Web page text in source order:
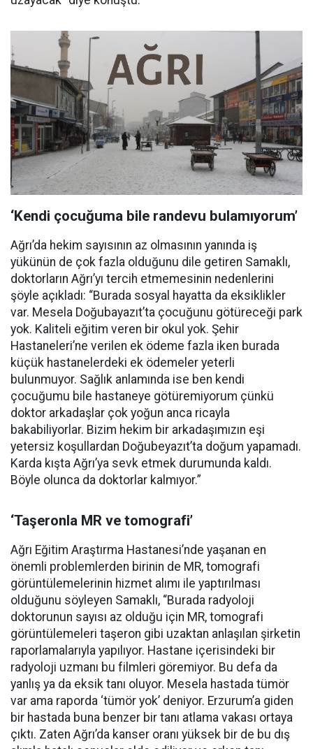
‘Kendi çocuğuma bile randevu bulamıyorum’
Ağrı’da hekim sayısının az olmasının yanında iş
yükünün de çok fazla olduğunu dile getiren Samaklı,
doktorların Ağrı’yı tercih etmemesinin nedenlerini
şöyle açıkladı: “Burada sosyal hayatta da eksiklikler
var. Mesela Doğubayazıt’ta çocuğunu götüreceği park
yok. Kaliteli eğitim veren bir okul yok. Şehir
Hastaneleri’ne verilen ek ödeme fazla iken burada
küçük hastanelerdeki ek ödemeler yeterli
bulunmuyor. Sağlık anlamında ise ben kendi
çocuğumu bile hastaneye götüremiyorum çünkü
doktor arkadaşlar çok yoğun anca ricayla
bakabiliyorlar. Bizim hekim bir arkadaşımızın eşi
yetersiz koşullardan Doğubeyazıt’ta doğum yapamadı.
Karda kışta Ağrı’ya sevk etmek durumunda kaldı.
Böyle olunca da doktorlar kalmıyor.”
‘Taşeronla MR ve tomografi’
Ağrı Eğitim Araştırma Hastanesi’nde yaşanan en
önemli problemlerden birinin de MR, tomografi
görüntülemelerinin hizmet alımı ile yaptırılması
olduğunu söyleyen Samaklı, “Burada radyoloji
doktorunun sayısı az olduğu için MR, tomografi
görüntülemeleri taşeron gibi uzaktan anlaşılan şirketin
raporlamalarıyla yapılıyor. Hastane içerisindeki bir
radyoloji uzmanı bu filmleri göremiyor. Bu defa da
yanlış ya da eksik tanı oluyor. Mesela hastada tümör
var ama raporda ‘tümör yok’ deniyor. Erzurum’a giden
bir hastada buna benzer bir tanı atlama vakası ortaya
çıktı. Zaten Ağrı’da kanser oranı yüksek bir de bu dış